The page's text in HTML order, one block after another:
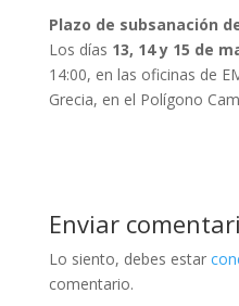
Plazo de subsanación
Los días 13, 14 y 15 de
14:00, en las oficinas de
Grecia, en el Polígono
Enviar
Lo siento, debes estar
comentario.